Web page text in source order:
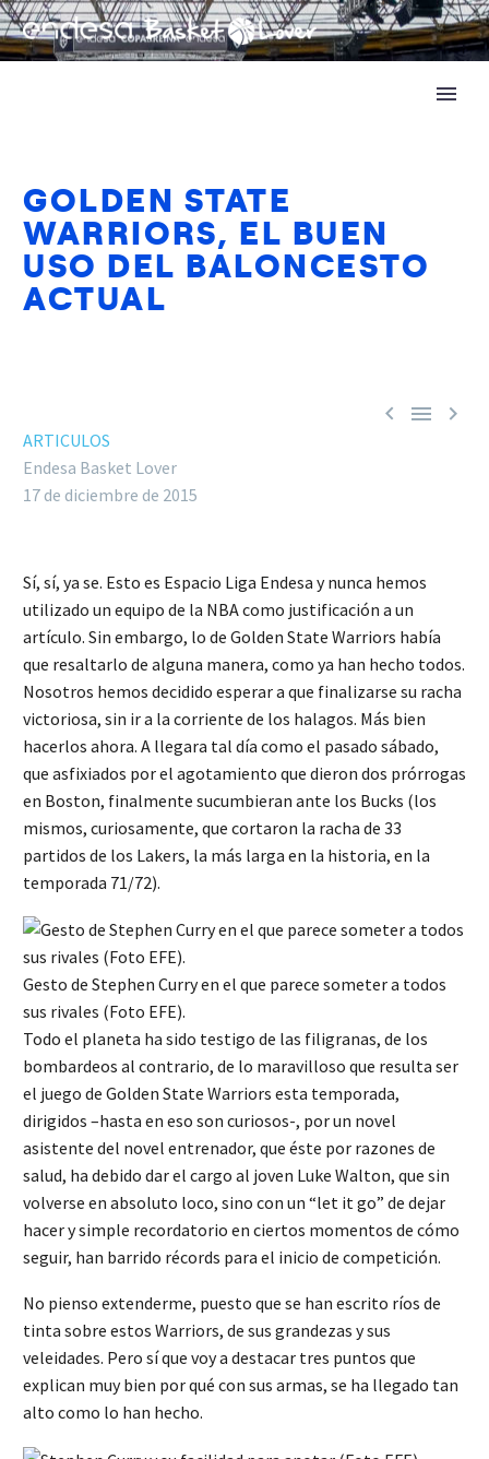
GOLDEN STATE
WARRIORS, EL BUEN
USO DEL BALONCESTO
ACTUAL
  
ARTICULOS
Endesa Basket Lover
17 de diciembre de 2015
Sí, sí, ya se. Esto es Espacio Liga Endesa y nunca hemos
utilizado un equipo de la NBA como justificación a un
artículo. Sin embargo, lo de Golden State Warriors había
que resaltarlo de alguna manera, como ya han hecho todos.
Nosotros hemos decidido esperar a que finalizarse su racha
victoriosa, sin ir a la corriente de los halagos. Más bien
hacerlos ahora. A llegara tal día como el pasado sábado,
que asfixiados por el agotamiento que dieron dos prórrogas
en Boston, finalmente sucumbieran ante los Bucks (los
mismos, curiosamente, que cortaron la racha de 33
partidos de los Lakers, la más larga en la historia, en la
temporada 71/72).
Gesto de Stephen Curry en el que parece someter a todos
sus rivales (Foto EFE).
Todo el planeta ha sido testigo de las filigranas, de los
bombardeos al contrario, de lo maravilloso que resulta ser
el juego de Golden State Warriors esta temporada,
dirigidos –hasta en eso son curiosos-, por un novel
asistente del novel entrenador, que éste por razones de
salud, ha debido dar el cargo al joven Luke Walton, que sin
volverse en absoluto loco, sino con un “let it go” de dejar
hacer y simple recordatorio en ciertos momentos de cómo
seguir, han barrido récords para el inicio de competición.
No pienso extenderme, puesto que se han escrito ríos de
tinta sobre estos Warriors, de sus grandezas y sus
veleidades. Pero sí que voy a destacar tres puntos que
explican muy bien por qué con sus armas, se ha llegado tan
alto como lo han hecho.